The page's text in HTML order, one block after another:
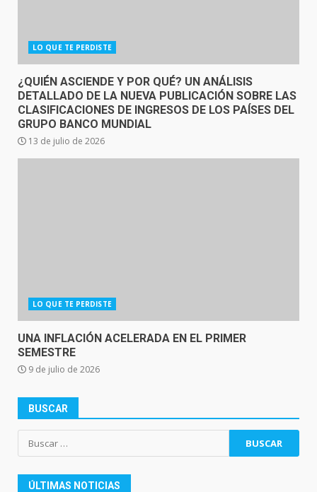
LO QUE TE PERDISTE
¿QUIÉN ASCIENDE Y POR QUÉ? UN ANÁLISIS
DETALLADO DE LA NUEVA PUBLICACIÓN SOBRE LAS
CLASIFICACIONES DE INGRESOS DE LOS PAÍSES DEL
GRUPO BANCO MUNDIAL
13 de julio de 2026
LO QUE TE PERDISTE
UNA INFLACIÓN ACELERADA EN EL PRIMER
SEMESTRE
9 de julio de 2026
BUSCAR
Buscar:
ÚLTIMAS NOTICIAS